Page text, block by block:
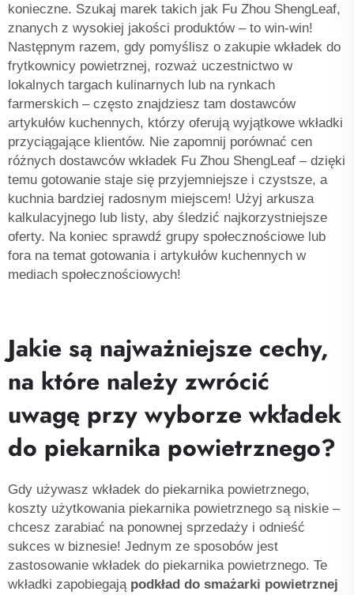
konieczne. Szukaj marek takich jak Fu Zhou ShengLeaf,
znanych z wysokiej jakości produktów – to win-win!
Następnym razem, gdy pomyślisz o zakupie wkładek do
frytkownicy powietrznej, rozważ uczestnictwo w
lokalnych targach kulinarnych lub na rynkach
farmerskich – często znajdziesz tam dostawców
artykułów kuchennych, którzy oferują wyjątkowe wkładki
przyciągające klientów. Nie zapomnij porównać cen
różnych dostawców wkładek Fu Zhou ShengLeaf – dzięki
temu gotowanie staje się przyjemniejsze i czystsze, a
kuchnia bardziej radosnym miejscem! Użyj arkusza
kalkulacyjnego lub listy, aby śledzić najkorzystniejsze
oferty. Na koniec sprawdź grupy społecznościowe lub
fora na temat gotowania i artykułów kuchennych w
mediach społecznościowych!
Jakie są najważniejsze cechy,
na które należy zwrócić
uwagę przy wyborze wkładek
do piekarnika powietrznego?
Gdy używasz wkładek do piekarnika powietrznego,
koszty użytkowania piekarnika powietrznego są niskie –
chcesz zarabiać na ponownej sprzedaży i odnieść
sukces w biznesie! Jednym ze sposobów jest
zastosowanie wkładek do piekarnika powietrznego. Te
wkładki zapobiegają podkład do smażarki powietrznej